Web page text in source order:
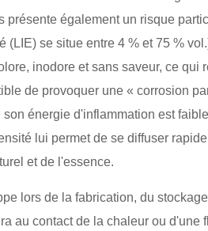
également un risque
se situe entre 4 % et 75 %
inodore et sans saveur, ce qui
de provoquer une « corrosion
énergie d'inflammation est
lui permet de se diffuser
et de l'essence.
lors de la fabrication, du
au contact de la chaleur ou d'une